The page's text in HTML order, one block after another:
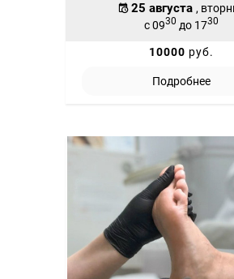
25 августа ,
с 0930 до 1730
10000 руб.
Подробнее